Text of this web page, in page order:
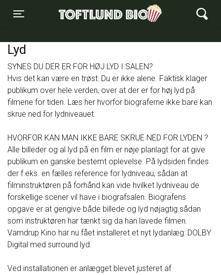
Toggle navigation
Toftlund Biograf
Lyd
SYNES DU DER ER FOR HØJ LYD I SALEN?
Hvis det kan være en trøst: Du er ikke alene. Faktisk klager
publikum over hele verden, over at der er for høj lyd på
filmene for tiden. Læs her hvorfor biograferne ikke bare kan
skrue ned for lydniveauet.
HVORFOR KAN MAN IKKE BARE SKRUE NED FOR LYDEN ?
Alle billeder og al lyd på en film er nøje planlagt for at give
publikum en ganske bestemt oplevelse. På lydsiden findes
der f.eks. en fælles reference for lydniveau, sådan at
filminstruktøren på forhånd kan vide hvilket lydniveau de
forskellige scener vil have i biografsalen. Biografens
opgave er at gengive både billede og lyd nøjagtig sådan
som instruktøren har tænkt sig da han lavede filmen.
Vamdrup Kino har nu fået installeret et nyt lydanlæg: DOLBY
Digital med surround lyd.
Ved installationen er anlægget blevet justeret af